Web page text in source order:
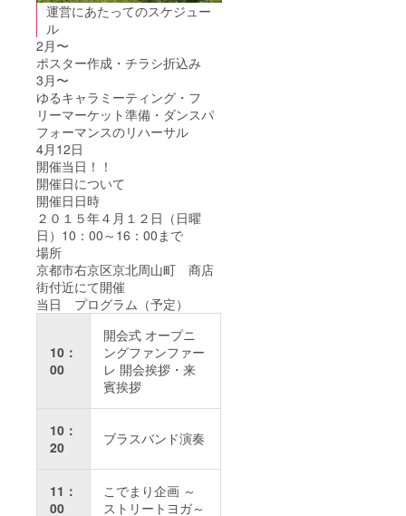
運営にあたってのスケジュー
ル
2月〜
ポスター作成・チラシ折込み
3月〜
ゆるキャラミーティング・フ
リーマーケット準備・ダンスパ
フォーマンスのリハーサル
4月12日
開催当日！！
開催日について
開催日日時
２０１５年４月１２日（日曜
日）10：00～16：00まで
場所
京都市右京区京北周山町 商店
街付近にて開催
当日 プログラム（予定）
10：
00
開会式 オープニ
ングファンファー
レ 開会挨拶・来
賓挨拶
10：
20
ブラスバンド演奏
11：
00
こでまり企画 ～
ストリートヨガ～